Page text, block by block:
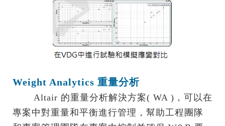
Weight Analytics 重量分析
Altair 的重量分析解決方案( WA )，可以在
專案中對重量和平衡進行管理，幫助工程團隊